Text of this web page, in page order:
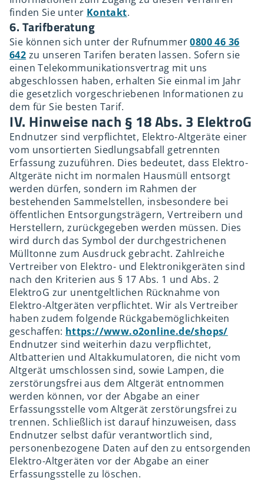
finden Sie unter Kontakt.
6. Tarifberatung
Sie können sich unter der Rufnummer0800 46 36
642 zu unseren Tarifen beraten lassen. Sofern sie
einen Telekommunikationsvertrag mit uns
abgeschlossen haben, erhalten Sie einmal im Jahr
die gesetzlich vorgeschriebenen Informationen zu
dem für Sie besten Tarif.
IV. Hinweise nach § 18 Abs. 3 ElektroG
Endnutzer sind verpflichtet, Elektro-Altgeräte einer
vom unsortierten Siedlungsabfall getrennten
Erfassung zuzuführen. Dies bedeutet, dass Elektro-
Altgeräte nicht im normalen Hausmüll entsorgt
werden dürfen, sondern im Rahmen der
bestehenden Sammelstellen, insbesondere bei
öffentlichen Entsorgungsträgern, Vertreibern und
Herstellern, zurückgegeben werden müssen. Dies
wird durch das Symbol der durchgestrichenen
Mülltonne zum Ausdruck gebracht. Zahlreiche
Vertreiber von Elektro- und Elektronikgeräten sind
nach den Kriterien aus § 17 Abs. 1 und Abs. 2
ElektroG zur unentgeltlichen Rücknahme von
Elektro-Altgeräten verpflichtet. Wir als Vertreiber
haben zudem folgende Rückgabemöglichkeiten
geschaffen: https://www.o2online.de/shops/
Endnutzer sind weiterhin dazu verpflichtet,
Altbatterien und Altakkumulatoren, die nicht vom
Altgerät umschlossen sind, sowie Lampen, die
zerstörungsfrei aus dem Altgerät entnommen
werden können, vor der Abgabe an einer
Erfassungsstelle vom Altgerät zerstörungsfrei zu
trennen. Schließlich ist darauf hinzuweisen, dass
Endnutzer selbst dafür verantwortlich sind,
personenbezogene Daten auf den zu entsorgenden
Elektro-Altgeräten vor der Abgabe an einer
Erfassungsstelle zu löschen.